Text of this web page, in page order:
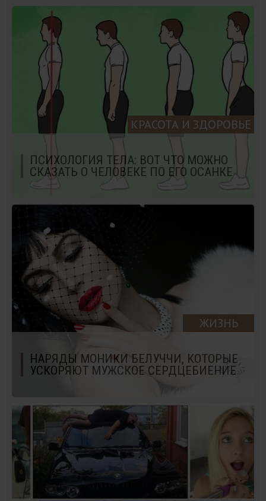
КРАСОТА И ЗДОРОВЬЕ
ПСИХОЛОГИЯ ТЕЛА: ВОТ ЧТО МОЖНО
СКАЗАТЬ О ЧЕЛОВЕКЕ ПО ЕГО ОСАНКЕ
ЖИЗНЬ
НАРЯДЫ МОНИКИ БЕЛУЧЧИ, КОТОРЫЕ
УСКОРЯЮТ МУЖСКОЕ СЕРДЦЕБИЕНИЕ